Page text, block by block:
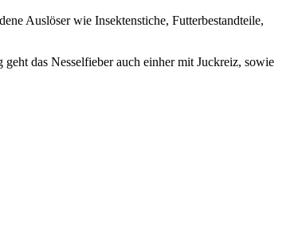
Auslöser wie Insektenstiche, Futterbestandteile,
das Nesselfieber auch einher mit Juckreiz, sowie